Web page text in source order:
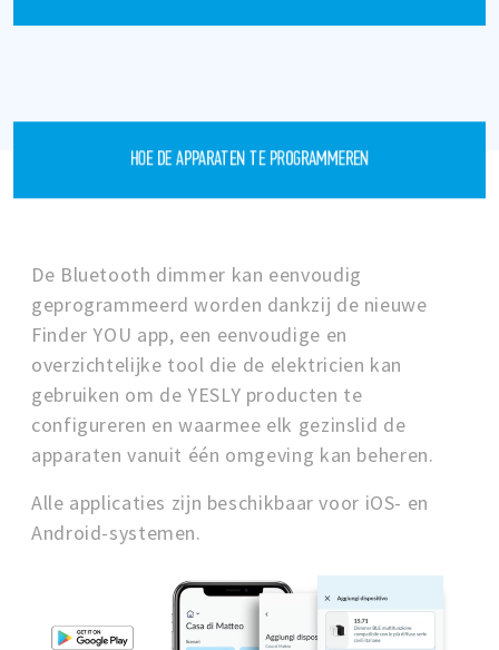
HOE DE APPARATEN TE PROGRAMMEREN
De Bluetooth dimmer kan eenvoudig
geprogrammeerd worden dankzij de nieuwe
Finder YOU app, een eenvoudige en
overzichtelijke tool die de elektricien kan
gebruiken om de YESLY producten te
configureren en waarmee elk gezinslid de
apparaten vanuit één omgeving kan beheren.
Alle applicaties zijn beschikbaar voor iOS- en
Android-systemen.